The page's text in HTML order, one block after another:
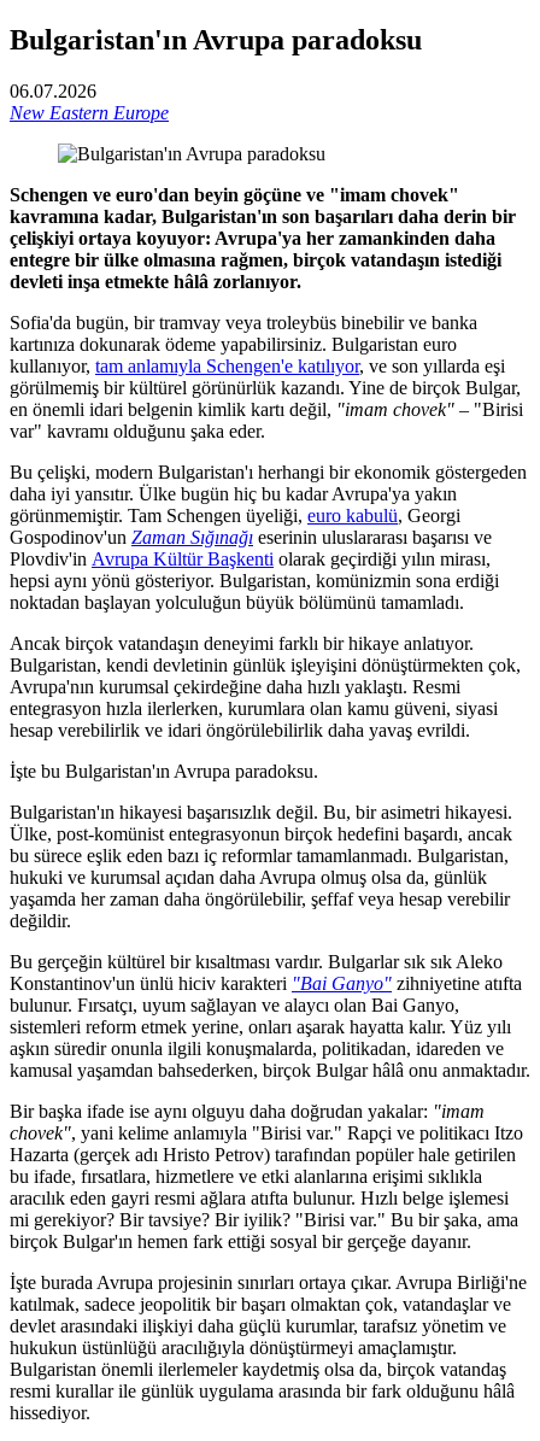
Bulgaristan'ın Avrupa paradoksu
06.07.2026
New Eastern Europe
Schengen ve euro'dan beyin göçüne ve "imam chovek"
kavramına kadar, Bulgaristan'ın son başarıları daha derin bir
çelişkiyi ortaya koyuyor: Avrupa'ya her zamankinden daha
entegre bir ülke olmasına rağmen, birçok vatandaşın istediği
devleti inşa etmekte hâlâ zorlanıyor.
Sofia'da bugün, bir tramvay veya troleybüs binebilir ve banka
kartınıza dokunarak ödeme yapabilirsiniz. Bulgaristan euro
kullanıyor, tam anlamıyla Schengen'e katılıyor, ve son yıllarda eşi
görülmemiş bir kültürel görünürlük kazandı. Yine de birçok Bulgar,
en önemli idari belgenin kimlik kartı değil, "imam chovek" – "Birisi
var" kavramı olduğunu şaka eder.
Bu çelişki, modern Bulgaristan'ı herhangi bir ekonomik göstergeden
daha iyi yansıtır. Ülke bugün hiç bu kadar Avrupa'ya yakın
görünmemiştir. Tam Schengen üyeliği, euro kabulü, Georgi
Gospodinov'un Zaman Sığınağı eserinin uluslararası başarısı ve
Plovdiv'in Avrupa Kültür Başkenti olarak geçirdiği yılın mirası,
hepsi aynı yönü gösteriyor. Bulgaristan, komünizmin sona erdiği
noktadan başlayan yolculuğun büyük bölümünü tamamladı.
Ancak birçok vatandaşın deneyimi farklı bir hikaye anlatıyor.
Bulgaristan, kendi devletinin günlük işleyişini dönüştürmekten çok,
Avrupa'nın kurumsal çekirdeğine daha hızlı yaklaştı. Resmi
entegrasyon hızla ilerlerken, kurumlara olan kamu güveni, siyasi
hesap verebilirlik ve idari öngörülebilirlik daha yavaş evrildi.
İşte bu Bulgaristan'ın Avrupa paradoksu.
Bulgaristan'ın hikayesi başarısızlık değil. Bu, bir asimetri hikayesi.
Ülke, post-komünist entegrasyonun birçok hedefini başardı, ancak
bu sürece eşlik eden bazı iç reformlar tamamlanmadı. Bulgaristan,
hukuki ve kurumsal açıdan daha Avrupa olmuş olsa da, günlük
yaşamda her zaman daha öngörülebilir, şeffaf veya hesap verebilir
değildir.
Bu gerçeğin kültürel bir kısaltması vardır. Bulgarlar sık sık Aleko
Konstantinov'un ünlü hiciv karakteri "Bai Ganyo" zihniyetine atıfta
bulunur. Fırsatçı, uyum sağlayan ve alaycı olan Bai Ganyo,
sistemleri reform etmek yerine, onları aşarak hayatta kalır. Yüz yılı
aşkın süredir onunla ilgili konuşmalarda, politikadan, idareden ve
kamusal yaşamdan bahsederken, birçok Bulgar hâlâ onu anmaktadır.
Bir başka ifade ise aynı olguyu daha doğrudan yakalar: "imam
chovek", yani kelime anlamıyla "Birisi var." Rapçi ve politikacı Itzo
Hazarta (gerçek adı Hristo Petrov) tarafından popüler hale getirilen
bu ifade, fırsatlara, hizmetlere ve etki alanlarına erişimi sıklıkla
aracılık eden gayri resmi ağlara atıfta bulunur. Hızlı belge işlemesi
mi gerekiyor? Bir tavsiye? Bir iyilik? "Birisi var." Bu bir şaka, ama
birçok Bulgar'ın hemen fark ettiği sosyal bir gerçeğe dayanır.
İşte burada Avrupa projesinin sınırları ortaya çıkar. Avrupa Birliği'ne
katılmak, sadece jeopolitik bir başarı olmaktan çok, vatandaşlar ve
devlet arasındaki ilişkiyi daha güçlü kurumlar, tarafsız yönetim ve
hukukun üstünlüğü aracılığıyla dönüştürmeyi amaçlamıştır.
Bulgaristan önemli ilerlemeler kaydetmiş olsa da, birçok vatandaş
resmi kurallar ile günlük uygulama arasında bir fark olduğunu hâlâ
hissediyor.